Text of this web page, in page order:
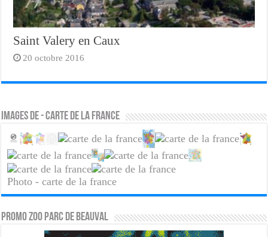
Saint Valery en Caux
20 octobre 2016
Images de - carte de la france
Photo - carte de la france
PROMO ZOO PARC DE BEAUVAL